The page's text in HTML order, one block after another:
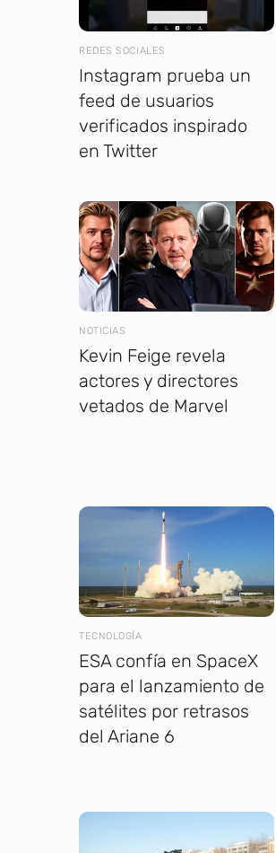
REDES SOCIALES
Instagram prueba un
feed de usuarios
verificados inspirado
en Twitter
NOTICIAS
Kevin Feige revela
actores y directores
vetados de Marvel
TECNOLOGÍA
ESA confía en SpaceX
para el lanzamiento de
satélites por retrasos
del Ariane 6